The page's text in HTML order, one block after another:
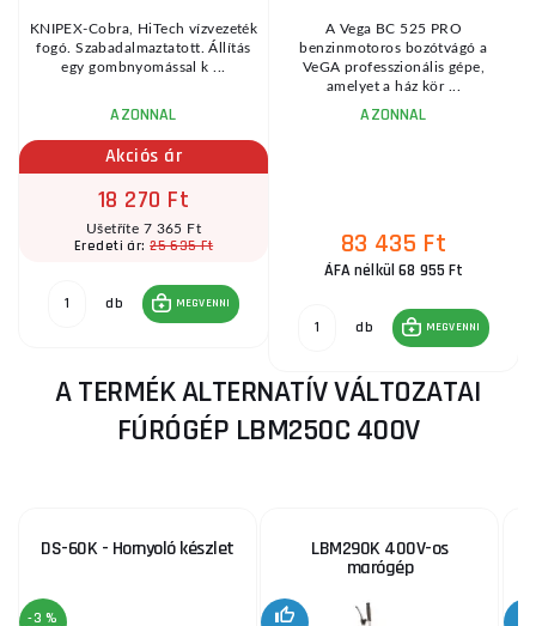
KNIPEX-Cobra, HiTech vízvezeték
fogó. Szabadalmaztatott. Állítás
egy gombnyomással k ...
AZONNAL
Akciós ár
18 270 Ft
Ušetříte 7 365 Ft
Eredeti ár:25 635 Ft
db MEGVENNI
A Vega BC 525 PRO
benzinmotoros bozótvágó a
VeGA professzionális gépe,
amelyet a ház kör ...
AZONNAL
83 435 Ft
ÁFA nélkül 68 955 Ft
db MEGVENNI
A TERMÉK ALTERNATÍV VÁLTOZATAI
FÚRÓGÉP LBM250C 400V
DS-60K - Hornyoló készlet
-3 %
LBM290K 400V-os
marógép